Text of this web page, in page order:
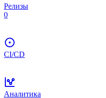
Релизы
0
CI/CD
Аналитика